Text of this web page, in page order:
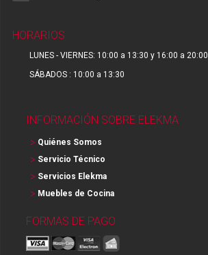
HORARIOS
LUNES - VIERNES: 10:00 a 13:30 y 16:00 a 20:00
SÁBADOS : 10:00 a 13:30
INFORMACIÓN SOBRE ELEKMA
Quiénes Somos
Servicio Técnico
Servicios Elekma
Muebles de Cocina
FORMAS DE PAGO